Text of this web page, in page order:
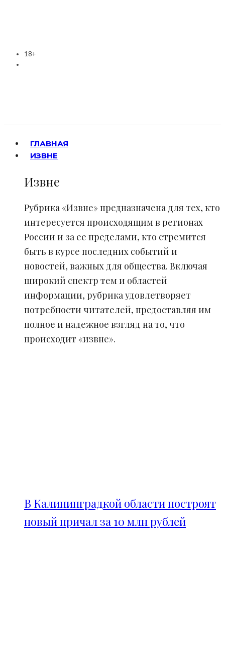
18+
ГЛАВНАЯ
ИЗВНЕ
Извне
Рубрика «Извне» предназначена для тех, кто
интересуется происходящим в регионах
России и за ее пределами, кто стремится
быть в курсе последних событий и
новостей, важных для общества. Включая
широкий спектр тем и областей
информации, рубрика удовлетворяет
потребности читателей, предоставляя им
полное и надежное взгляд на то, что
происходит «извне».
В Калининградкой области построят
новый причал за 10 млн рублей